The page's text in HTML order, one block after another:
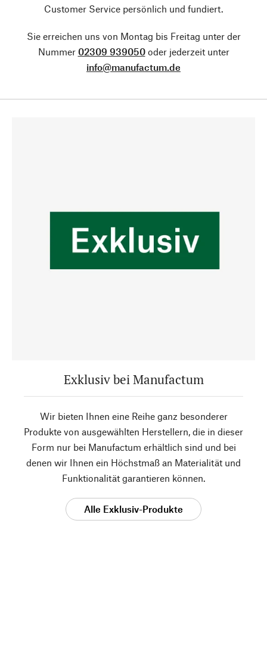
Customer Service persönlich und fundiert.
Sie erreichen uns von Montag bis Freitag unter der
Nummer 02309 939050oder jederzeit unter
info@manufactum.de
Exklusiv bei Manufactum
Wir bieten Ihnen eine Reihe ganz besonderer
Produkte von ausgewählten Herstellern, die in dieser
Form nur bei Manufactum erhältlich sind und bei
denen wir Ihnen ein Höchstmaß an Materialität und
Funktionalität garantieren können.
Alle Exklusiv-Produkte